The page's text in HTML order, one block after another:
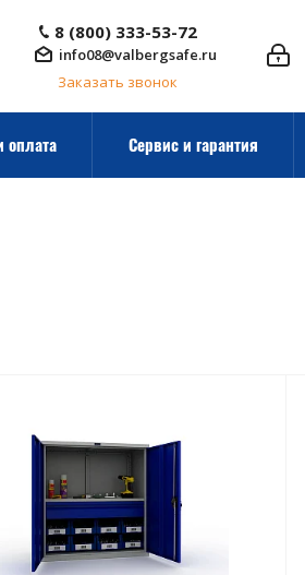
8 (800) 333-53-72
info08@valbergsafe.ru
Заказать звонок
оплата Сервис и гарантия